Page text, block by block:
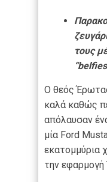
τους
Ο θεός
καλά καθώς
απόλαυσαν
μία Ford
εκατομμύρια
την εφαρμογή